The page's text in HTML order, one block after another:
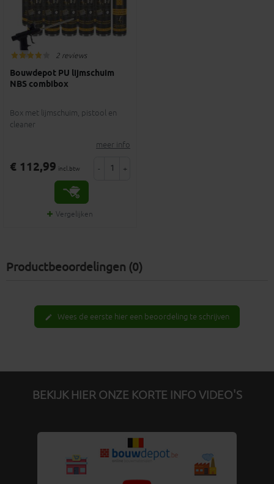
2 reviews
Bouwdepot PU lijmschuim
NBS combibox
Box met lijmschuim, pistool en
cleaner
meer info
€ 112,99 incl.btw - +
Vergelijken
Productbeoordelingen (0)
edit Wees de eerste hier een beoordeling te schrijven
BEKIJK HIER ONZE KORTE INFO VIDEO'S